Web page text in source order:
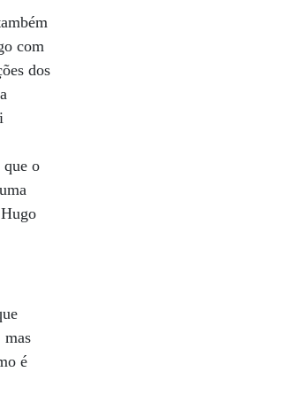
com
dos
que o
mas
é